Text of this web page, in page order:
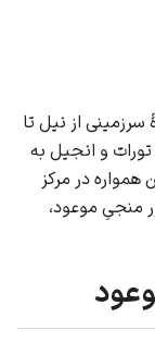
از نیل تا
تورات و انجیل به
در مرکز
منجیِ موعود،